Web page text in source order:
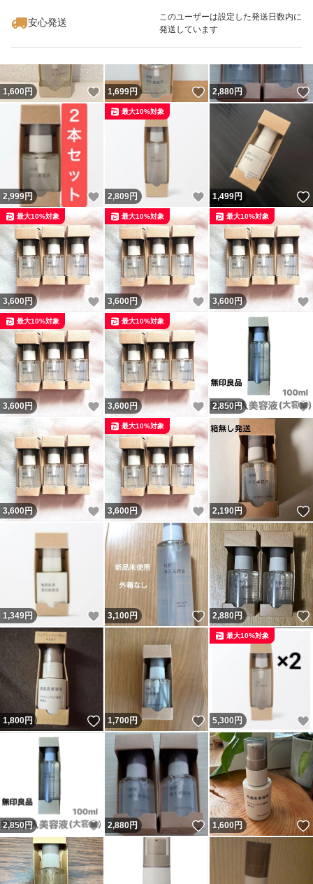
安心発送
このユーザーは設定した発送日数内に
発送しています
1,600円 いいね！
1,699円 いいね！
2,880円
2,999円 いいね！
2,809円 いいね！
最大10%対象
1,499円
3,600円 いいね！
最大10%対象
3,600円 いいね！
最大10%対象
3,600円
最大10%対象
3,600円 いいね！
最大10%対象
3,600円 いいね！
最大10%対象
2,850円
3,600円 いいね！
3,600円 いいね！
最大10%対象
2,190円
1,349円 いいね！
3,100円 いいね！
2,880円
1,800円 いいね！
1,700円 いいね！
5,300 円
最大10%対象
2,850円 いいね！
2,880円 いいね！
1,600円